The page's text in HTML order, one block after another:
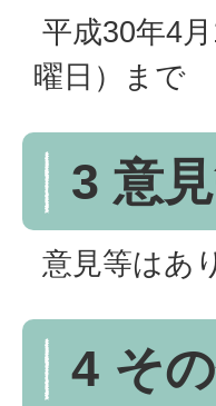
平成30年4
曜日）まで
3 意
意見等はあ
4 そ